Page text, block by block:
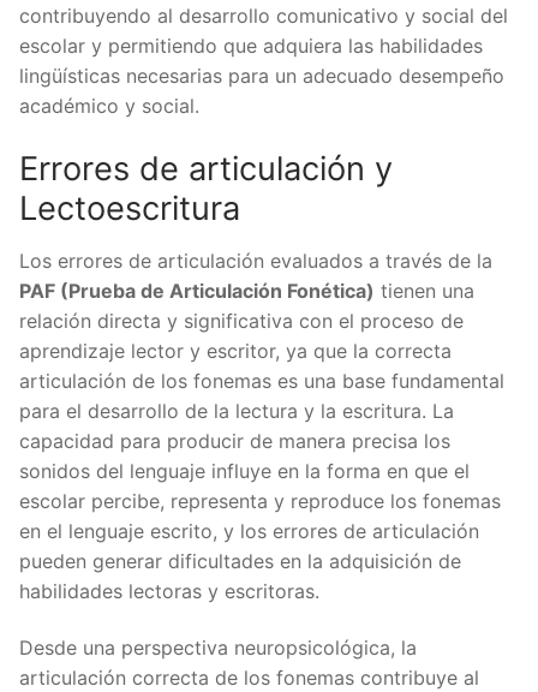
contribuyendo al desarrollo comunicativo y social del
escolar y permitiendo que adquiera las habilidades
lingüísticas necesarias para un adecuado desempeño
académico y social.
Errores de articulación y
Lectoescritura
Los errores de articulación evaluados a través de la
PAF (Prueba de Articulación Fonética) tienen una
relación directa y significativa con el proceso de
aprendizaje lector y escritor, ya que la correcta
articulación de los fonemas es una base fundamental
para el desarrollo de la lectura y la escritura. La
capacidad para producir de manera precisa los
sonidos del lenguaje influye en la forma en que el
escolar percibe, representa y reproduce los fonemas
en el lenguaje escrito, y los errores de articulación
pueden generar dificultades en la adquisición de
habilidades lectoras y escritoras.
Desde una perspectiva neuropsicológica, la
articulación correcta de los fonemas contribuye al